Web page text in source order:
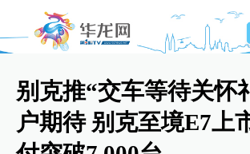
别克推“交车等待关怀
户期待 别克至境E7上